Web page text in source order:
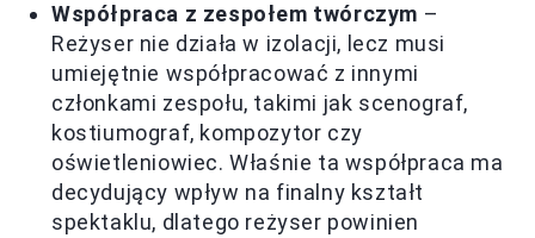
Współpraca z zespołem twórczym –
Reżyser nie działa w izolacji, lecz musi
umiejętnie współpracować z innymi
członkami zespołu, takimi jak scenograf,
kostiumograf, kompozytor czy
oświetleniowiec. Właśnie ta współpraca ma
decydujący wpływ na finalny kształt
spektaklu, dlatego reżyser powinien